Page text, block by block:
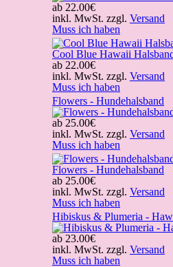
ab 22.00€
inkl. MwSt. zzgl. Versand
Muss ich haben
Cool Blue Hawaii
ab 22.00€
inkl. MwSt. zzgl. Versand
Muss ich haben
Flowers - Hundehalsband
ab 25.00€
inkl. MwSt. zzgl. Versand
Muss ich haben
Flowers - Hundehalsband
ab 25.00€
inkl. MwSt. zzgl. Versand
Muss ich haben
Hibiskus & Plumeria -
ab 23.00€
inkl. MwSt. zzgl. Versand
Muss ich haben